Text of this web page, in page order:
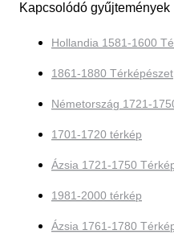
Kapcsolódó gyűjtemények
Hollandia 1581-1600
1861-1880 Térképészet
Németország 1721-
1701-1720 térkép
Ázsia 1721-1750
1981-2000 térkép
Ázsia 1761-1780